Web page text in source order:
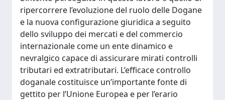
ripercorrere l’evoluzione del ruolo delle Dogane
e la nuova configurazione giuridica a seguito
dello sviluppo dei mercati e del commercio
internazionale come un ente dinamico e
nevralgico capace di assicurare mirati controlli
tributari ed extratributari. L’efficace controllo
doganale costituisce un’importante fonte di
gettito per l’Unione Europea e per l’erario